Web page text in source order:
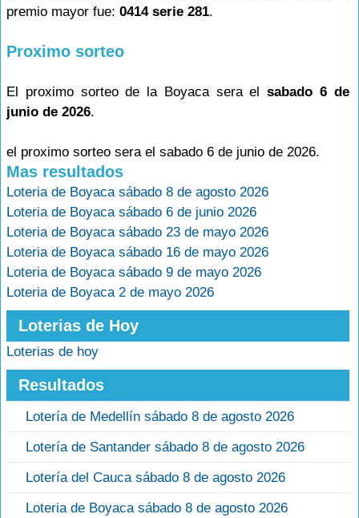
premio mayor fue: 0414 serie 281.
Proximo sorteo
El proximo sorteo de la Boyaca sera elsabado 6 de
junio de 2026.
el proximo sorteo sera el sabado 6 de junio de 2026.
Mas resultados
Loteria de Boyaca sábado 8 de agosto 2026
Loteria de Boyaca sábado 6 de junio 2026
Loteria de Boyaca sábado 23 de mayo 2026
Loteria de Boyaca sábado 16 de mayo 2026
Loteria de Boyaca sábado 9 de mayo 2026
Loteria de Boyaca 2 de mayo 2026
Loterias de Hoy
Loterias de hoy
Resultados
Lotería de Medellín sábado 8 de agosto 2026
Lotería de Santander sábado 8 de agosto 2026
Lotería del Cauca sábado 8 de agosto 2026
Loteria de Boyaca sábado 8 de agosto 2026